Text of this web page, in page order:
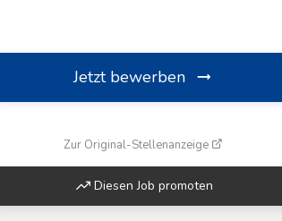
Jetzt bewerben
Zur Original-Stellenanzeige
Diesen Job promoten